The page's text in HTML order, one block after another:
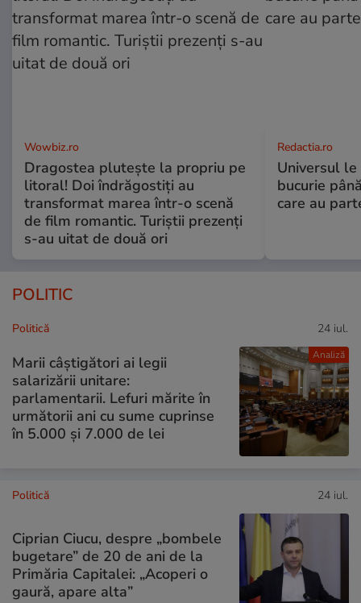
Wowbiz.ro
Dragostea plutește la propriu pe
litoral! Doi îndrăgostiți au
transformat marea într-o scenă
de film romantic. Turiștii prezenți
s-au uitat de două ori
Redactia.ro
Universul
bucurie
care au
POLITIC
Analiză
Politică 24 iul.
Marii câștigători ai legii
salarizării unitare:
parlamentarii. Lefuri mărite în
următorii ani cu sume cuprinse
în 5.000 și 7.000 de lei
Politică 24 iul.
Ciprian Ciucu, despre „bombele
bugetare” de 20 de ani de la
Primăria Capitalei: „Acoperi o
gaură, apare alta”